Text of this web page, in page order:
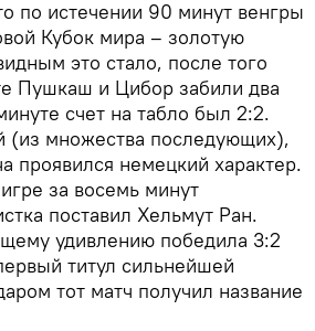
по истечении 90 минут венгры
Кубок мира – золотую
это стало, после того
Пушкаш и Цибор забили два
счет на табло был 2:2.
(из множества последующих),
проявился немецкий характер.
за восемь минут
поставил Хельмут Ран.
удивлению победила 3:2
титул сильнейшей
тот матч получил название